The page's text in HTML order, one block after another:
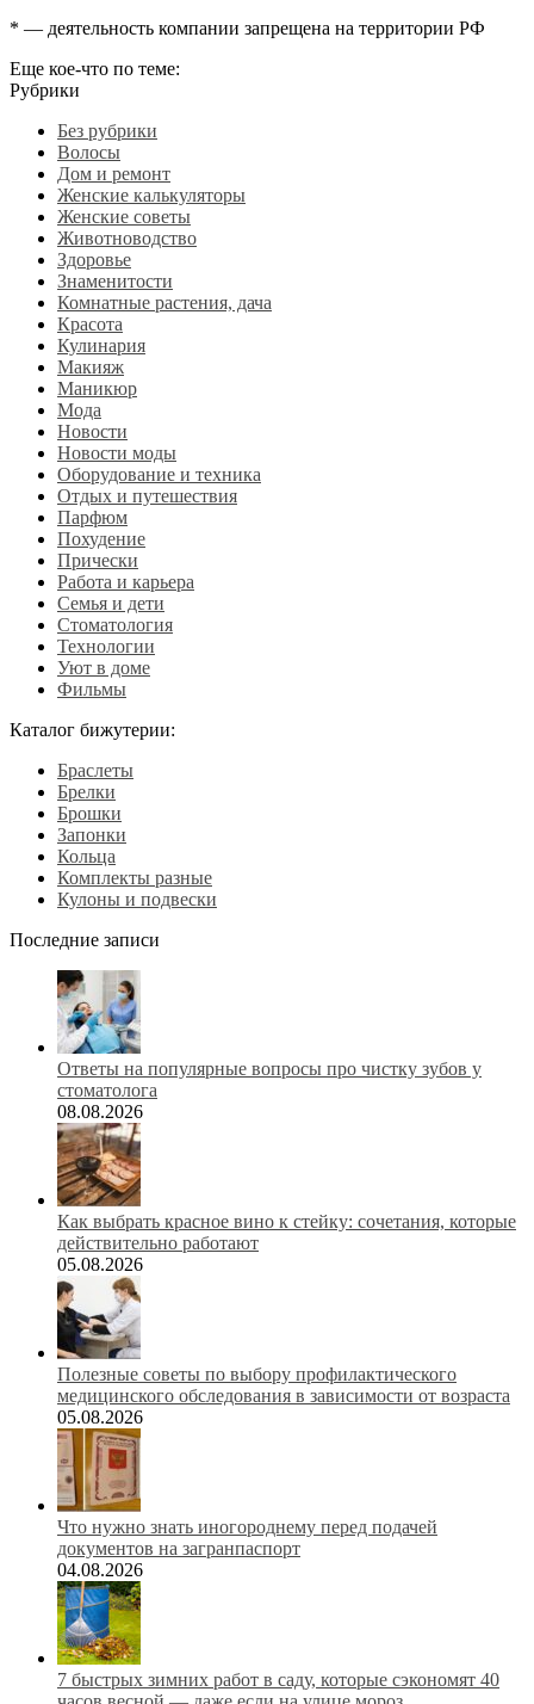
* — деятельность компании запрещена на территории РФ
Еще кое-что по теме:
Рубрики
Без рубрики
Волосы
Дом и ремонт
Женские калькуляторы
Женские советы
Животноводство
Здоровье
Знаменитости
Комнатные растения, дача
Красота
Кулинария
Макияж
Маникюр
Мода
Новости
Новости моды
Оборудование и техника
Отдых и путешествия
Парфюм
Похудение
Прически
Работа и карьера
Семья и дети
Стоматология
Технологии
Уют в доме
Фильмы
Каталог бижутерии:
Браслеты
Брелки
Брошки
Запонки
Кольца
Комплекты разные
Кулоны и подвески
Последние записи
Ответы на популярные вопросы про чистку зубов у
стоматолога
08.08.2026
Как выбрать красное вино к стейку: сочетания, которые
действительно работают
05.08.2026
Полезные советы по выбору профилактического
медицинского обследования в зависимости от возраста
05.08.2026
Что нужно знать иногороднему перед подачей
документов на загранпаспорт
04.08.2026
7 быстрых зимних работ в саду, которые сэкономят 40